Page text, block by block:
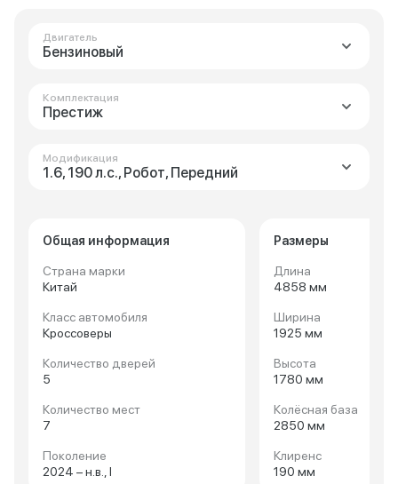
Двигатель
Бензиновый
Комплектация
Престиж
Модификация
1.6, 190 л.с., Робот, Передний
Общая информация
Страна марки
Китай
Класс автомобиля
Кроссоверы
Количество дверей
5
Количество мест
7
Поколение
2024 – н.в., I
Размеры
Длина
4858 мм
Ширина
1925 мм
Высота
1780 мм
Колёсная база
2850 мм
Клиренс
190 мм